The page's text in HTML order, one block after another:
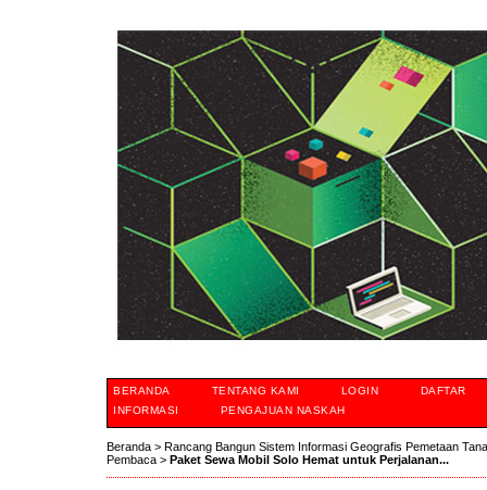
BERANDA TENTANG KAMI LOGIN
DAFTAR
INFORMASI
PENGAJUAN NASKAH
Beranda > Rancang Bangun Sistem Informasi Geografis Pemetaan
Pembaca > Paket Sewa Mobil Solo Hemat untuk Perjalanan...